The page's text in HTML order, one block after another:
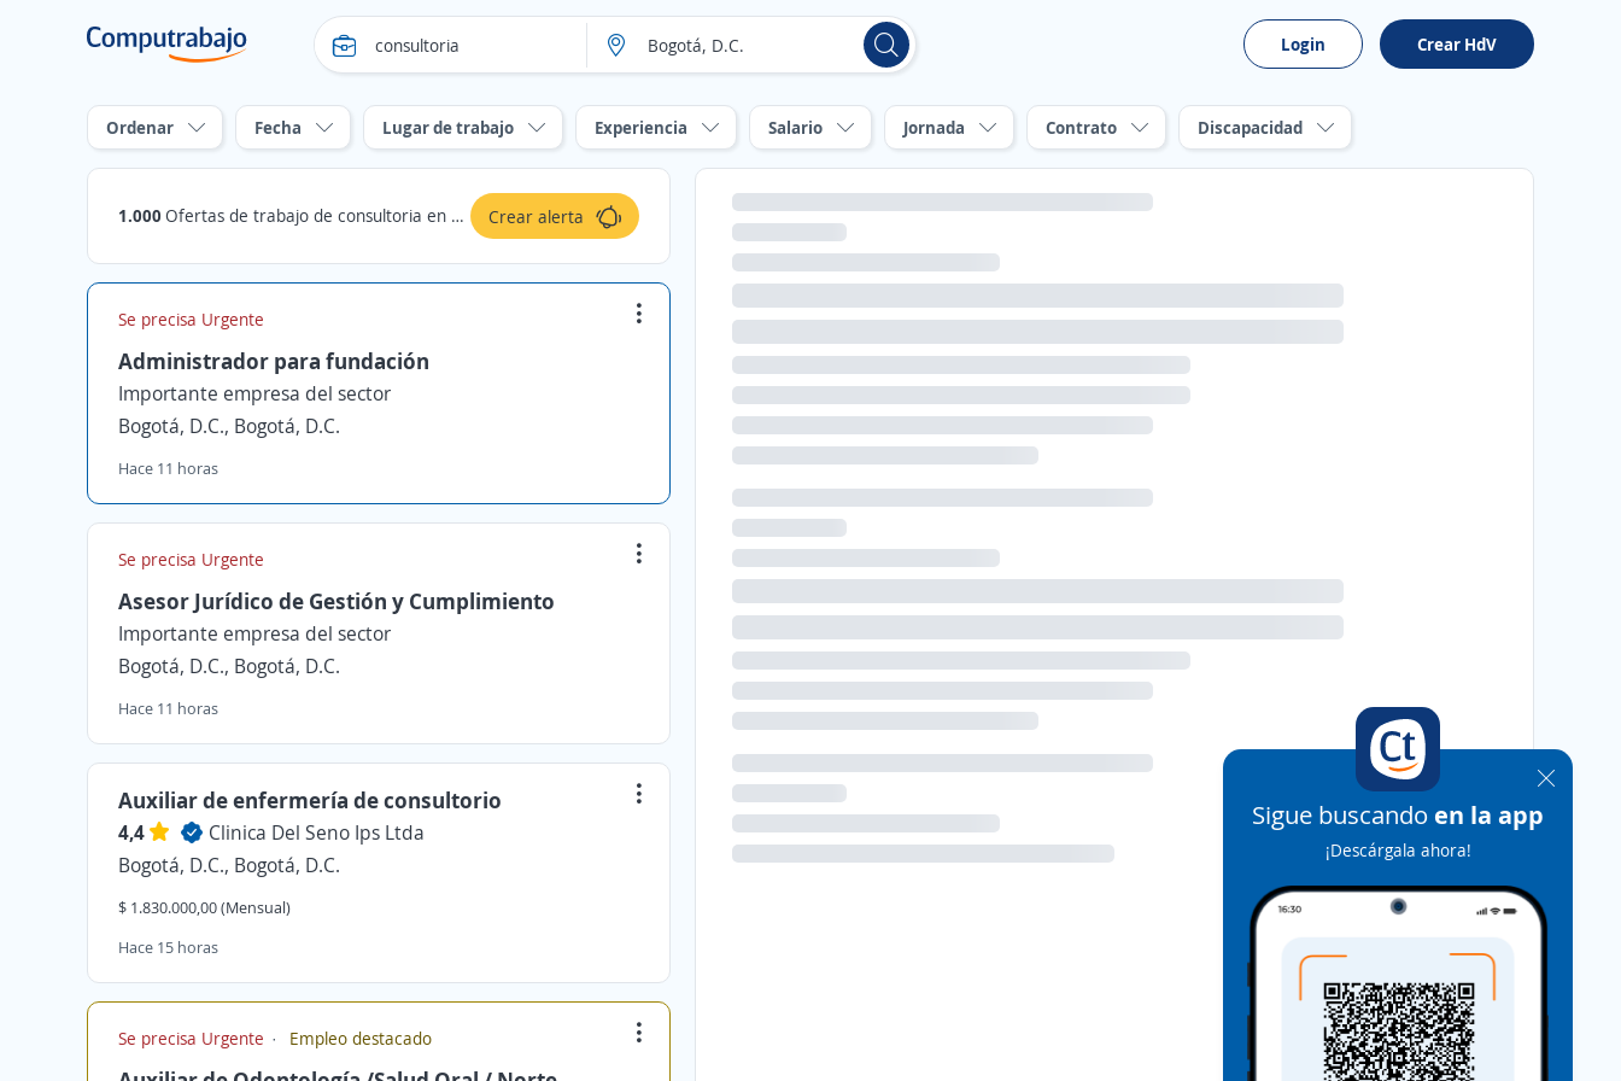
Login Crear HdV
Ordenar Fecha Lugar de trabajo Experiencia Salario Jornada Contrato Discapacidad
1.000 Ofertas de trabajo de consultoria en Bogotá, D.C. Crear alerta
Se precisa Urgente
Administrador para fundación
Importante empresa del sector
Bogotá, D.C., Bogotá, D.C.
Hace 11 horas
Se precisa Urgente
Asesor Jurídico de Gestión y Cumplimiento
Importante empresa del sector
Bogotá, D.C., Bogotá, D.C.
Hace 11 horas
Auxiliar de enfermería de consultorio
4,4
Clinica Del Seno Ips Ltda
Bogotá, D.C., Bogotá, D.C.
$ 1.830.000,00 (Mensual)
Hace 15 horas
Se precisa Urgente Empleo destacado
Sigue buscando en la app
¡Descárgala ahora!